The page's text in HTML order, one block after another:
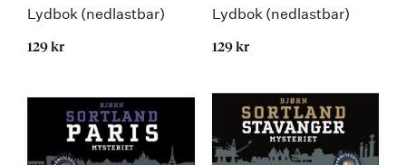
Lydbok (nedlastbar)
129 kr
Lydbok (nedlastbar)
129 kr